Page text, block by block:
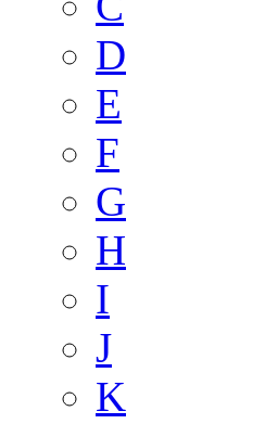
D
E
F
G
H
I
J
K